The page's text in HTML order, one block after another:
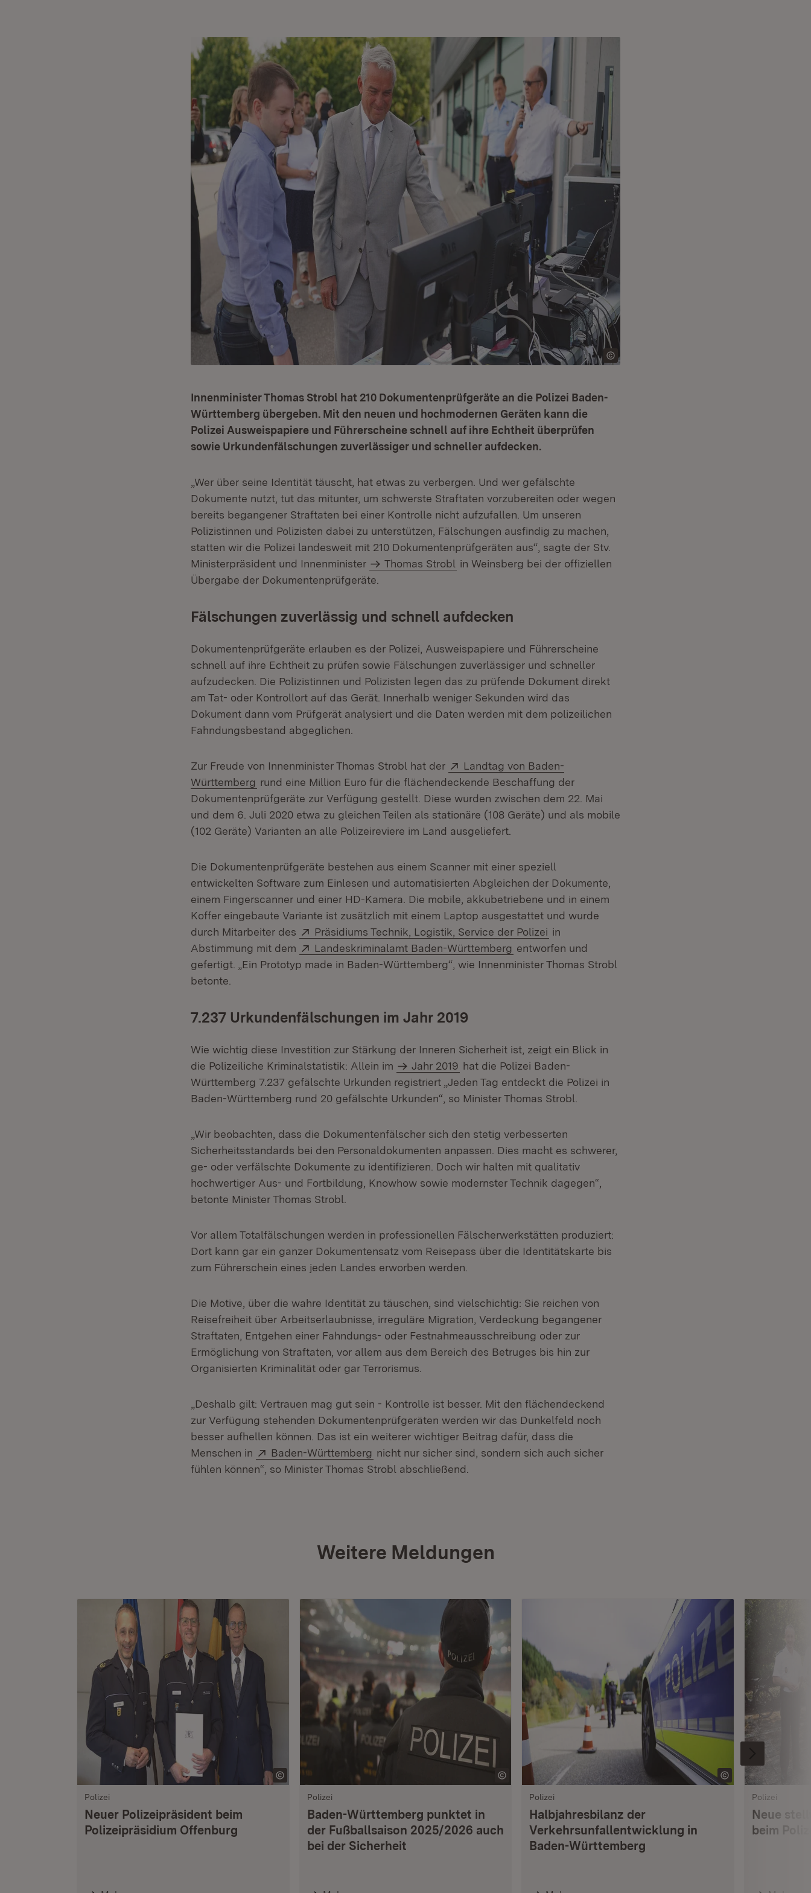
Innenminister Thomas Strobl hat 210 Dokumentenprüfgeräte an die Polizei Baden-
Württemberg übergeben. Mit den neuen und hochmodernen Geräten kann die
Polizei Ausweispapiere und Führerscheine schnell auf ihre Echtheit überprüfen
sowie Urkundenfälschungen zuverlässiger und schneller aufdecken.
„Wer über seine Identität täuscht, hat etwas zu verbergen. Und wer gefälschte
Dokumente nutzt, tut das mitunter, um schwerste Straftaten vorzubereiten oder wegen
bereits begangener Straftaten bei einer Kontrolle nicht aufzufallen. Um unseren
Polizistinnen und Polizisten dabei zu unterstützen, Fälschungen ausfindig zu machen,
statten wir die Polizei landesweit mit 210 Dokumentenprüfgeräten aus“, sagte der Stv.
Ministerpräsident und Innenminister
Thomas Strobl in Weinsberg bei der offiziellen
Übergabe der Dokumentenprüfgeräte.
Fälschungen zuverlässig und schnell aufdecken
Dokumentenprüfgeräte erlauben es der Polizei, Ausweispapiere und Führerscheine
schnell auf ihre Echtheit zu prüfen sowie Fälschungen zuverlässiger und schneller
aufzudecken. Die Polizistinnen und Polizisten legen das zu prüfende Dokument direkt
am Tat- oder Kontrollort auf das Gerät. Innerhalb weniger Sekunden wird das
Dokument dann vom Prüfgerät analysiert und die Daten werden mit dem polizeilichen
Fahndungsbestand abgeglichen.
Zur Freude von Innenminister Thomas Strobl hat der Extern:
Landtag von Baden-
Württemberg (Öffnet in neuem Fenster)
rund eine Million Euro für die flächendeckende Beschaffung der
Dokumentenprüfgeräte zur Verfügung gestellt. Diese wurden zwischen dem 22. Mai
und dem 6. Juli 2020 etwa zu gleichen Teilen als stationäre (108 Geräte) und als mobile
(102 Geräte) Varianten an alle Polizeireviere im Land ausgeliefert.
Die Dokumentenprüfgeräte bestehen aus einem Scanner mit einer speziell
entwickelten Software zum Einlesen und automatisierten Abgleichen der Dokumente,
einem Fingerscanner und einer HD-Kamera. Die mobile, akkubetriebene und in einem
Koffer eingebaute Variante ist zusätzlich mit einem Laptop ausgestattet und wurde
durch Mitarbeiter des
Extern:
Präsidiums Technik, Logistik, Service der Polizei (Öffnet in neuem Fenster)
in
Abstimmung mit dem
Extern:
Landeskriminalamt Baden-Württemberg (Öffnet in neuem Fenster)
entworfen und
gefertigt. „Ein Prototyp made in Baden-Württemberg“, wie Innenminister Thomas Strobl
betonte.
7.237 Urkundenfälschungen im Jahr 2019
Wie wichtig diese Investition zur Stärkung der Inneren Sicherheit ist, zeigt ein Blick in
die Polizeiliche Kriminalstatistik: Allein im
Jahr 2019 hat die Polizei Baden-
Württemberg 7.237 gefälschte Urkunden registriert „Jeden Tag entdeckt die Polizei in
Baden-Württemberg rund 20 gefälschte Urkunden“, so Minister Thomas Strobl.
„Wir beobachten, dass die Dokumentenfälscher sich den stetig verbesserten
Sicherheitsstandards bei den Personaldokumenten anpassen. Dies macht es schwerer,
ge- oder verfälschte Dokumente zu identifizieren. Doch wir halten mit qualitativ
hochwertiger Aus- und Fortbildung, Knowhow sowie modernster Technik dagegen“,
betonte Minister Thomas Strobl.
Vor allem Totalfälschungen werden in professionellen Fälscherwerkstätten produziert:
Dort kann gar ein ganzer Dokumentensatz vom Reisepass über die Identitätskarte bis
zum Führerschein eines jeden Landes erworben werden.
Die Motive, über die wahre Identität zu täuschen, sind vielschichtig: Sie reichen von
Reisefreiheit über Arbeitserlaubnisse, irreguläre Migration, Verdeckung begangener
Straftaten, Entgehen einer Fahndungs- oder Festnahmeausschreibung oder zur
Ermöglichung von Straftaten, vor allem aus dem Bereich des Betruges bis hin zur
Organisierten Kriminalität oder gar Terrorismus.
„Deshalb gilt: Vertrauen mag gut sein - Kontrolle ist besser. Mit den flächendeckend
zur Verfügung stehenden Dokumentenprüfgeräten werden wir das Dunkelfeld noch
besser aufhellen können. Das ist ein weiterer wichtiger Beitrag dafür, dass die
Menschen in
Extern:
Baden-Württemberg (Öffnet in neuem Fenster)
nicht nur sicher sind, sondern sich auch sicher
fühlen können“, so Minister Thomas Strobl abschließend.
Weitere Meldungen
Polizei
Neuer Polizeipräsident beim
Polizeipräsidium Offenburg
Polizei
Baden-Württemberg punktet in
der Fußballsaison 2025/2026 auch
bei der Sicherheit
Polizei
Halbjahresbilanz der
Verkehrsunfallentwicklung in
Baden-Württemberg
Polizei
Neue
beim